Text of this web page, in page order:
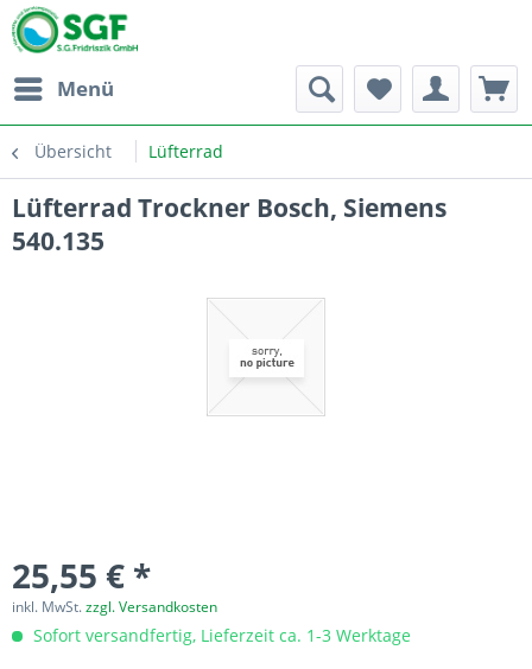
Menü
Übersicht Lüfterrad
Lüfterrad Trockner Bosch, Siemens
540.135
25,55 € *
inkl. MwSt.zzgl. Versandkosten
Sofort versandfertig, Lieferzeit ca. 1-3 Werktage